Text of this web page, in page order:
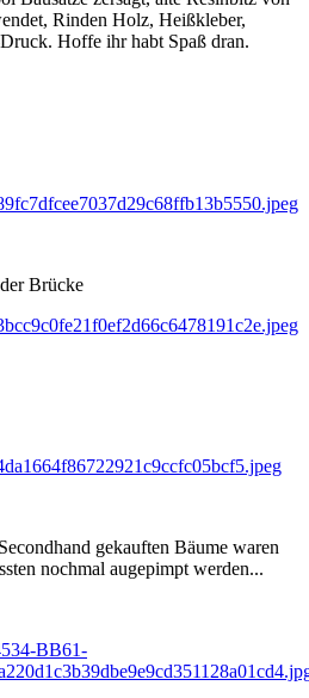
Rinden Holz, Heißkleber,
Hoffe ihr habt Spaß dran.
Brücke
gekauften Bäume waren
nochmal augepimpt werden...